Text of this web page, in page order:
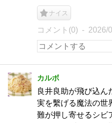
ナイス
コメント(0) 2026/
カルボ
良井良助が飛び込ん
実を繫げる魔法の世
難が押し寄せるシビ